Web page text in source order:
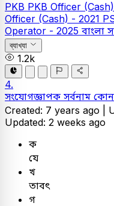
PKB PKB Officer (Cash)
Officer (Cash) - 2021
Operator - 2025 বাংলা
ব্যাখ্যা
1.2k
4.
সংযোগজ্ঞাপক সর্বনাম
Created: 7 years ago |
Updated: 2 weeks ago
ক
যে
খ
তাবৎ
গ